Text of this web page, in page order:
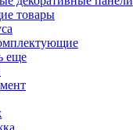
товары
еще